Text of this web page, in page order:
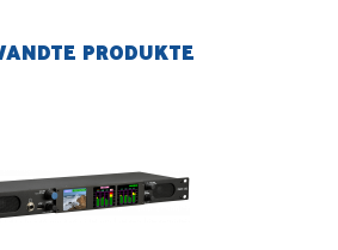
PRODUKTE